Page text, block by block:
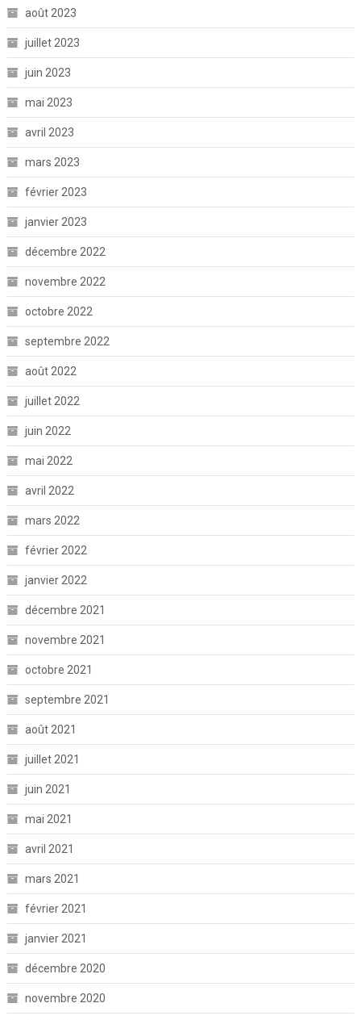
août 2023
juillet 2023
juin 2023
mai 2023
avril 2023
mars 2023
février 2023
janvier 2023
décembre 2022
novembre 2022
octobre 2022
septembre 2022
août 2022
juillet 2022
juin 2022
mai 2022
avril 2022
mars 2022
février 2022
janvier 2022
décembre 2021
novembre 2021
octobre 2021
septembre 2021
août 2021
juillet 2021
juin 2021
mai 2021
avril 2021
mars 2021
février 2021
janvier 2021
décembre 2020
novembre 2020